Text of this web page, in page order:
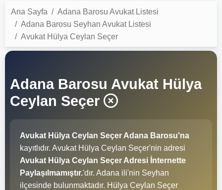
Ana Sayfa
Adana Barosu Avukat Listesi
Adana Barosu Seyhan Avukat Listesi
Avukat Hülya Ceylan Seçer
Adana Barosu Avukat Hülya
Ceylan Seçer
Avukat Hülya Ceylan Seçer Adana Barosu'na
kayıtlıdır. Avukat Hülya Ceylan Seçer'nin adresi
Avukat Hülya Ceylan Seçer Adresi İnternette
Paylaşılmamıştır.'dır. Adana ili'nin Seyhan
ilçesinde bulunmaktadır. Hülya Ceylan Seçer